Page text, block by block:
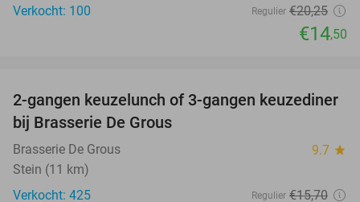
Verkocht: 100
Regulier €20,25
€14,50
30%
2-gangen keuzelunch of 3-gangen keuzediner
bij Brasserie De Grous
Brasserie De Grous 9.7 star
Stein (11 km)
Verkocht: 425
Regulier €15,70